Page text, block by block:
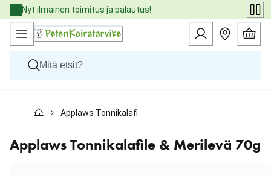
Skip
to
Content
Nyt ilmainen toimitus ja palautus!
Kissat
Eläinlääkäriruoat
Tuotemerkit
Applaws Tonnikalafile & Merilevä 70g
Applaws Tonnikalafile & Merilevä 70g